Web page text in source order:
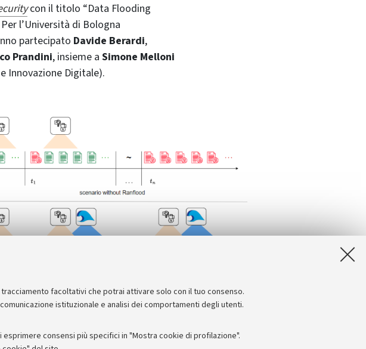
facoltativi che potrai attivare solo con il tuo consenso.
istituzionale e analisi dei comportamenti degli utenti.
consensi più specifici in "Mostra cookie di profilazione".
con il titolo “Data Flooding
l’Università di Bologna
partecipato Davide Berardi,
Prandini, insieme a Simone Melloni
Innovazione Digitale).